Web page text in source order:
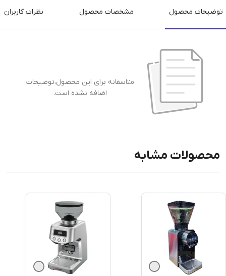
توضیحات محصول مشخصات محصول نظرات کاربران
متاسفانه برای این محصول،توضیحات
اضافه نشده است.
محصولات مشابه